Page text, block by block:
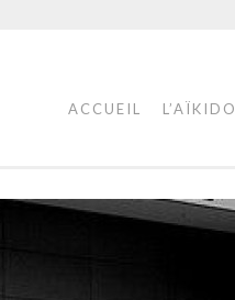
ACCUEIL L’AÏKIDO